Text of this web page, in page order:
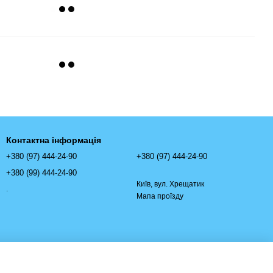
Контактна інформація
+380 (97) 444-24-90
+380 (99) 444-24-90
.
+380 (97) 444-24-90
Київ, вул. Хрещатик
Мапа проїзду